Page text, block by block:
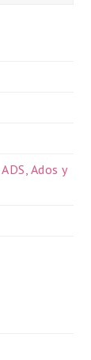
Ados y